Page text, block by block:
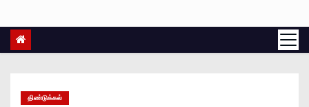
திண்டுக்கல்